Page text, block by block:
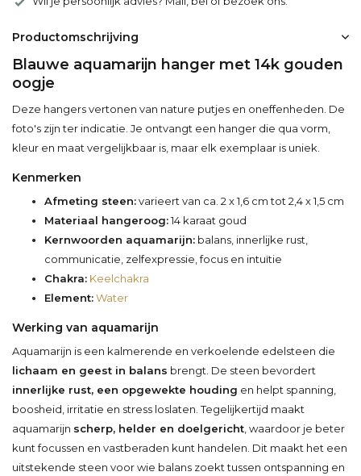
Productomschrijving
Blauwe aquamarijn hanger met 14k gouden
oogje
Deze hangers vertonen van nature putjes en oneffenheden. De
foto's zijn ter indicatie. Je ontvangt een hanger die qua vorm,
kleur en maat vergelijkbaar is, maar elk exemplaar is uniek.
Kenmerken
Afmeting steen:varieert van ca. 2 x 1,6 cm tot 2,4 x 1,5 cm
Materiaal hangeroog:14 karaat goud
Kernwoorden aquamarijn: balans, innerlijke rust,
communicatie, zelfexpressie, focus en intuïtie
Chakra: Keelchakra
Element:Water
Werking van aquamarijn
Aquamarijn is een kalmerende en verkoelende edelsteen die
lichaam en geest in balans brengt. De steen bevordert
innerlijke rust, een opgewekte houding en helpt spanning,
boosheid, irritatie en stress loslaten. Tegelijkertijd maakt
aquamarijn scherp, helder en doelgericht , waardoor je beter
kunt focussen en vastberaden kunt handelen. Dit maakt het een
uitstekende steen voor wie balans zoekt tussen ontspanning en